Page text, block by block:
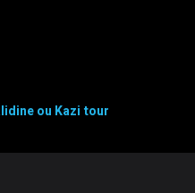
ou Kazi tour